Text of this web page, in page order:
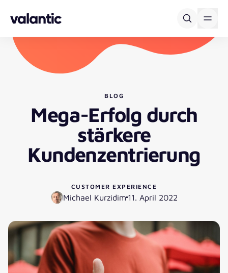
BLOG
Mega-Erfolg durch
stärkere
Kundenzentrierung
CUSTOMER EXPERIENCE
Michael Kurzidim11. April 2022